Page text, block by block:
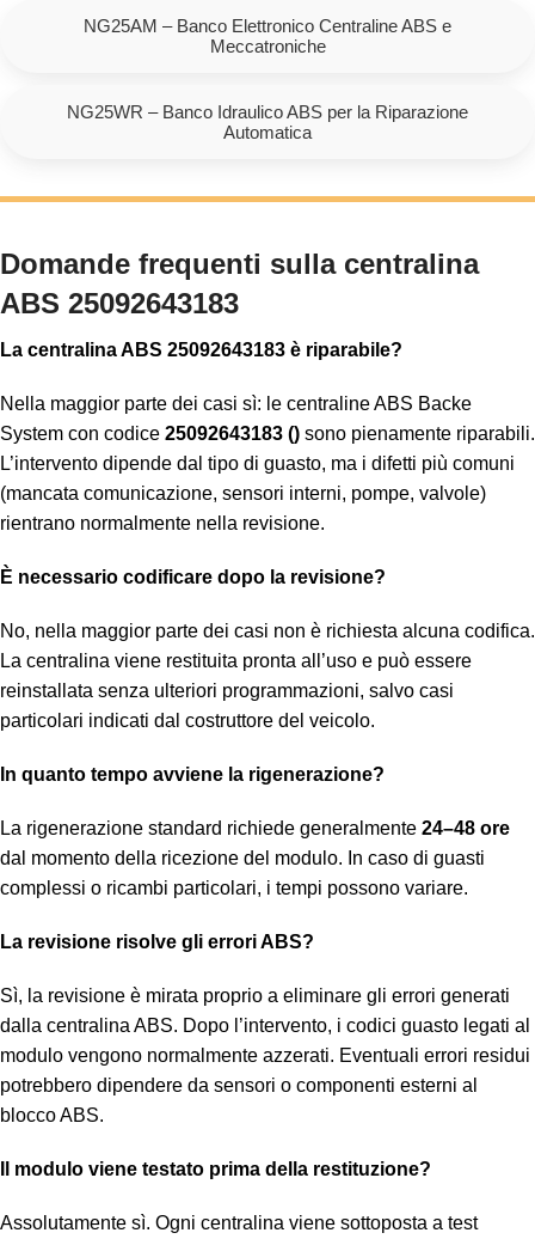
NG25AM – Banco Elettronico Centraline ABS e
Meccatroniche
NG25WR – Banco Idraulico ABS per la Riparazione
Automatica
Domande frequenti sulla centralina
ABS 25092643183
La centralina ABS 25092643183 è riparabile?
Nella maggior parte dei casi sì: le centraline ABS Backe
System con codice 25092643183 () sono pienamente riparabili.
L’intervento dipende dal tipo di guasto, ma i difetti più comuni
(mancata comunicazione, sensori interni, pompe, valvole)
rientrano normalmente nella revisione.
È necessario codificare dopo la revisione?
No, nella maggior parte dei casi non è richiesta alcuna codifica.
La centralina viene restituita pronta all’uso e può essere
reinstallata senza ulteriori programmazioni, salvo casi
particolari indicati dal costruttore del veicolo.
In quanto tempo avviene la rigenerazione?
La rigenerazione standard richiede generalmente 24–48 ore
dal momento della ricezione del modulo. In caso di guasti
complessi o ricambi particolari, i tempi possono variare.
La revisione risolve gli errori ABS?
Sì, la revisione è mirata proprio a eliminare gli errori generati
dalla centralina ABS. Dopo l’intervento, i codici guasto legati al
modulo vengono normalmente azzerati. Eventuali errori residui
potrebbero dipendere da sensori o componenti esterni al
blocco ABS.
Il modulo viene testato prima della restituzione?
Assolutamente sì. Ogni centralina viene sottoposta a test